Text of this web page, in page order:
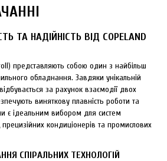
ТА НАДІЙНІСТЬ ВІД COPELAND
представляють собою один з найбільш
обладнання. Завдяки унікальній
за рахунок взаємодії двох
виняткову плавність роботи та
є ідеальним вибором для систем
кондиціонерів та промислових
СПІРАЛЬНИХ ТЕХНОЛОГІЙ